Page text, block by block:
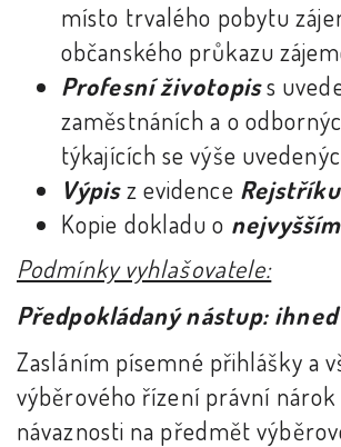
místo trvalého pobytu
občanského průkazu
Profesní životopiss
zaměstnáních a o
týkajících se výše
Výpisz evidence
Kopie dokladu o
Podmínky vyhlašovatele:
Předpokládaný nástup: ihned
Zasláním písemné přihlášky a
výběrového řízení právní
návaznosti na předmět